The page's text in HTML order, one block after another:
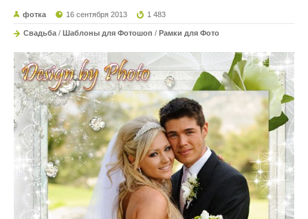
фотка 16 сентября 2013 1 483
Свадьба / Шаблоны для Фотошоп / Рамки для Фото